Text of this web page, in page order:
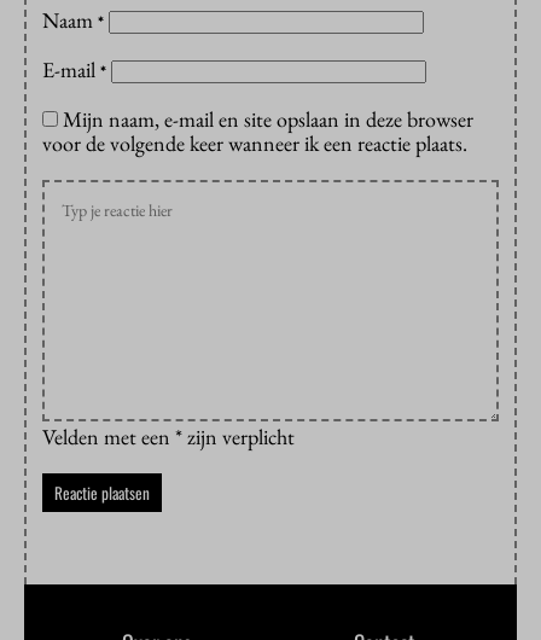
Naam *
E-mail *
Mijn naam, e-mail en site opslaan in deze browser
voor de volgende keer wanneer ik een reactie plaats.
Velden met een * zijn verplicht